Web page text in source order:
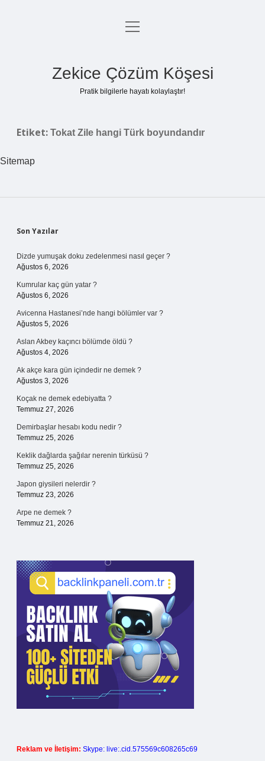
Anasayfa
Yasal Uyarı
menüyü
Zekice Çözüm Köşesi
Pratik bilgilerle hayatı kolaylaştır!
Etiket: Tokat Zile hangi Türk boyundandır
Sitemap
Sidebar
Son Yazılar
Dizde yumuşak doku zedelenmesi nasıl geçer ?
Ağustos 6, 2026
Kumrular kaç gün yatar ?
Ağustos 6, 2026
Avicenna Hastanesi’nde hangi bölümler var ?
Ağustos 5, 2026
Aslan Akbey kaçıncı bölümde öldü ?
Ağustos 4, 2026
Ak akçe kara gün içindedir ne demek ?
Ağustos 3, 2026
Koçak ne demek edebiyatta ?
Temmuz 27, 2026
Demirbaşlar hesabı kodu nedir ?
Temmuz 25, 2026
Keklik dağlarda şağılar nerenin türküsü ?
Temmuz 25, 2026
Japon giysileri nelerdir ?
Temmuz 23, 2026
Arpe ne demek ?
Temmuz 21, 2026
Reklam ve İletişim: Skype: live:.cid.575569c608265c69